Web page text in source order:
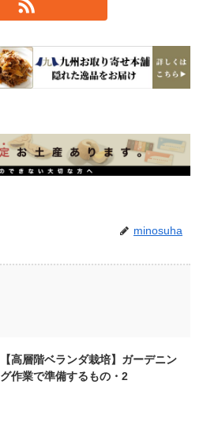
minosuha
【高層階ベランダ栽培】ガーデニン
グ作業で準備するもの・2